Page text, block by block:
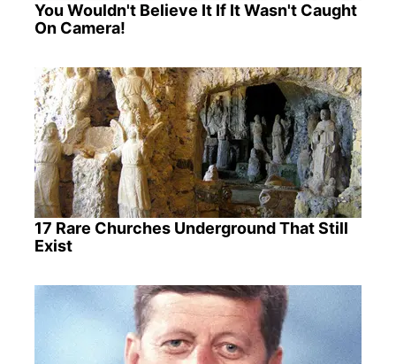
You Wouldn't Believe It If It Wasn't Caught
On Camera!
17 Rare Churches Underground That Still
Exist